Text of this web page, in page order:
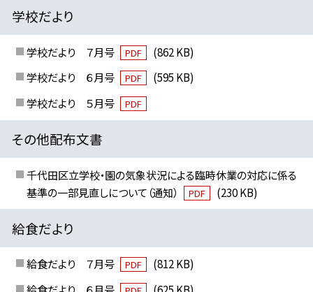
学校だより
学校だより ７月号 PDF
(862 KB)
学校だより ６月号
PDF
(595 KB)
学校だより ５月号
PDF
その他配布文書
千代田区立学校・園の気象状況による臨時休業の対応に係る
基準の一部見直しについて（通知）
PDF (230 KB)
給食だより
給食だより ７月号 PDF
(812 KB)